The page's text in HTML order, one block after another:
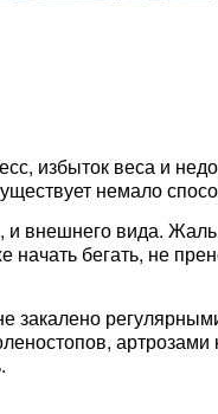
избыток веса и
немало
внешнего вида.
начать бегать, не
закалено